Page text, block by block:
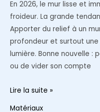
En 2026, le mur lisse et
froideur. La grande
Apporter du relief à un
profondeur et surtout
lumière. Bonne nouvelle :
ou de vider son compte
Murs
Lire la suite »
Matériaux